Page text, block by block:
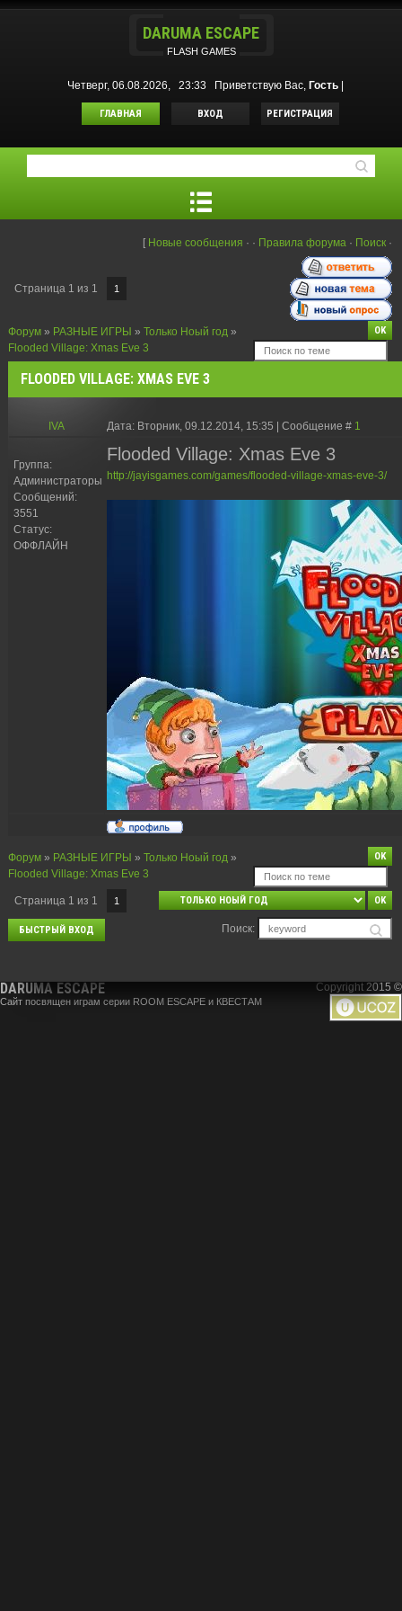
DARUMA ESCAPE
FLASH GAMES
Четверг, 06.08.2026, 23:33 Приветствую Вас, Гость
ГЛАВНАЯ ВХОД РЕГИСТРАЦИЯ
[ Новые сообщения · · Правила форума · Поиск ·
Страница 1 из 1 1
Форум » РАЗНЫЕ ИГРЫ » Только Ноый год »
Flooded Village: Xmas Eve 3
FLOODED VILLAGE: XMAS EVE 3
IVA Дата: Вторник, 09.12.2014, 15:35 | Сообщение # 1
Группа:
Администраторы
Сообщений:
3551
Статус:
ОФФЛАЙН
Flooded Village: Xmas Eve 3
http://jayisgames.com/games/flooded-village-xmas-eve-3/
Форум » РАЗНЫЕ ИГРЫ » Только Ноый год »
Flooded Village: Xmas Eve 3
Страница 1 из 1 1
Поиск:
DARUMA ESCAPE
Сайт посвящен играм серии ROOM ESCAPE и КВЕСТАМ
Copyright 2015 ©